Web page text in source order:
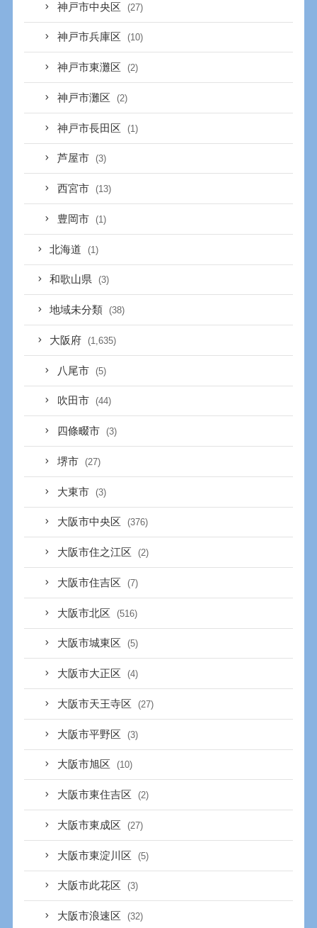
神戸市中央区 (27)
神戸市兵庫区 (10)
神戸市東灘区 (2)
神戸市灘区 (2)
神戸市長田区 (1)
芦屋市 (3)
西宮市 (13)
豊岡市 (1)
北海道 (1)
和歌山県 (3)
地域未分類 (38)
大阪府 (1,635)
八尾市 (5)
吹田市 (44)
四條畷市 (3)
堺市 (27)
大東市 (3)
大阪市中央区 (376)
大阪市住之江区 (2)
大阪市住吉区 (7)
大阪市北区 (516)
大阪市城東区 (5)
大阪市大正区 (4)
大阪市天王寺区 (27)
大阪市平野区 (3)
大阪市旭区 (10)
大阪市東住吉区 (2)
大阪市東成区 (27)
大阪市東淀川区 (5)
大阪市此花区 (3)
大阪市浪速区 (32)